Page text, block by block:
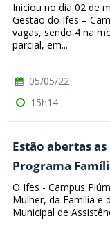
Iniciou no dia 02 de
Gestão do Ifes –
vagas, sendo 4 na
parcial, em...
05/05/22
15h14
Estão abertas
Programa
O Ifes - Campus
Mulher, da Família e
Municipal de